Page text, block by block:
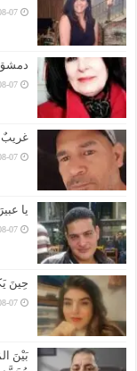
07
07
غريبٌ
07
يا
07
حِينَ
07
بَيْنَ